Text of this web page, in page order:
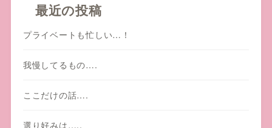
最近の投稿
プライベートも忙しい…！
我慢してるもの….
ここだけの話….
選り好みは…..